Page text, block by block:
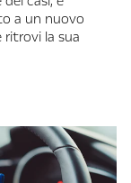
a un nuovo
la sua